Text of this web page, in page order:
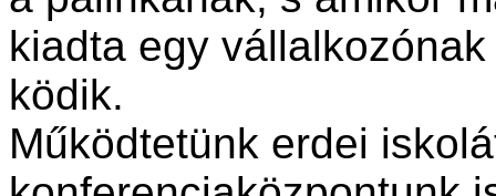
kiadta egy
ködik.
Működtetünk erdei